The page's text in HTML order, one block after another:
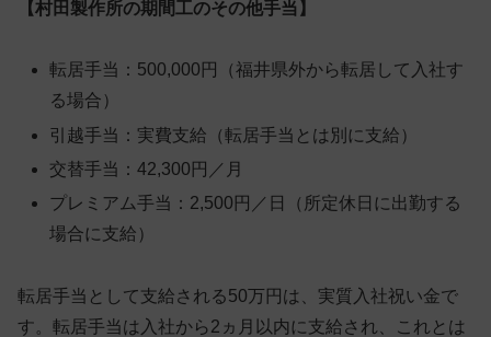
【村田製作所の期間工のその他手当】
転居手当：500,000円（福井県外から転居して入社す
る場合）
引越手当：実費支給（転居手当とは別に支給）
交替手当：42,300円／月
プレミアム手当：2,500円／日（所定休日に出勤する
場合に支給）
転居手当として支給される50万円は、実質入社祝い金で
す。転居手当は入社から2ヵ月以内に支給され、これとは